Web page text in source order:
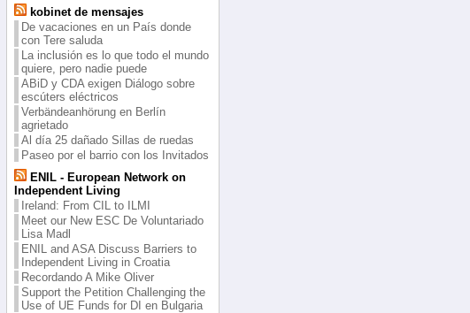
kobinet de mensajes
De vacaciones en un País donde
con Tere saluda
La inclusión es lo que todo el mundo
quiere, pero nadie puede
ABiD y CDA exigen Diálogo sobre
escúters eléctricos
Verbändeanhörung en Berlín
agrietado
Al día 25 dañado Sillas de ruedas
Paseo por el barrio con los Invitados
ENIL - European Network on
Independent Living
Ireland: From CIL to ILMI
Meet our New ESC De Voluntariado
Lisa Madl
ENIL and ASA Discuss Barriers to
Independent Living in Croatia
Recordando A Mike Oliver
Support the Petition Challenging the
Use of UE Funds for DI en Bulgaria